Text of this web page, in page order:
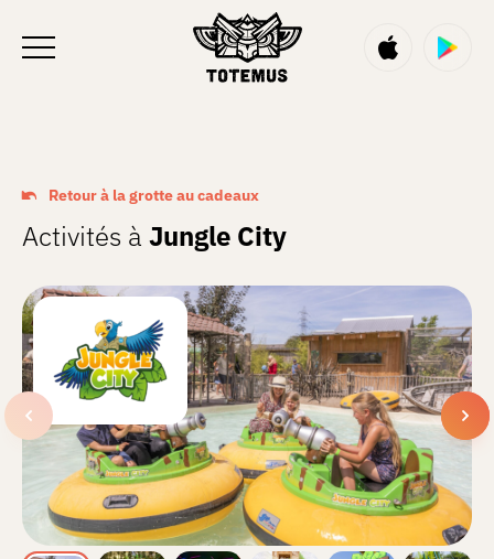
Retour à la grotte au cadeaux
Activités à Jungle City